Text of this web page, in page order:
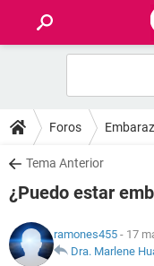
FOROS
SALUD
FAMILIA
NUTRICIÓN
Foros
Tema Anterior
¿Puedo estar
ramones455 - 17
Dra. Marlene